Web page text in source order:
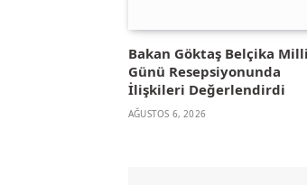
Bakan Göktaş Belçika Milli
Günü Resepsiyonunda
İlişkileri Değerlendirdi
AĞUSTOS 6, 2026